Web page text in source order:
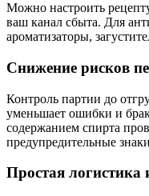
Можно настроить
ваш канал сбыта. Для
ароматизаторы,
Снижение рисков
Контроль партии до
уменьшает ошибки и
содержанием спирта
предупредительные
Простая логистика